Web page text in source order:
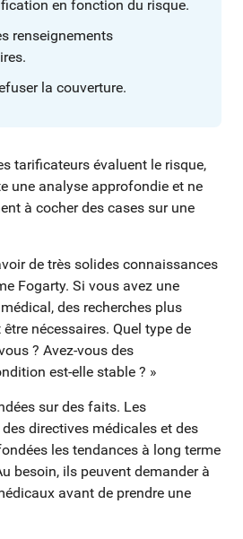
en fonction du risque.
renseignements
la couverture.
tarificateurs évaluent le risque,
une analyse approfondie et ne
à cocher des cases sur une
de très solides connaissances
Fogarty. Si vous avez une
des recherches plus
nécessaires. Quel type de
? Avez-vous des
est-elle stable ? »
sur des faits. Les
directives médicales et des
les tendances à long terme
besoin, ils peuvent demander à
avant de prendre une